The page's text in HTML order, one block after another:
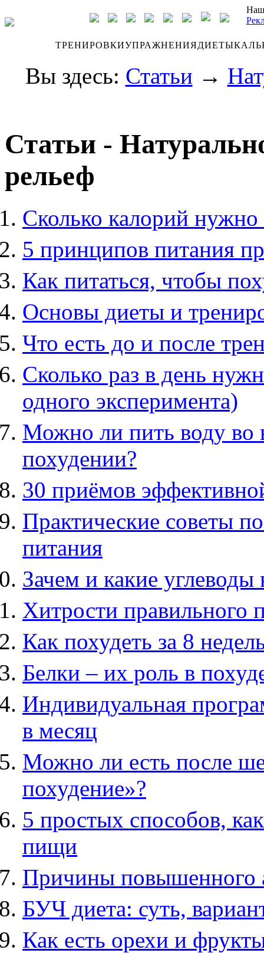
ТРЕНИРОВКИУПРАЖНЕНИЯДИЕТЫ
Вы здесь: Статьи →
Статьи -
рельеф
Сколько калорий нужно
5 принципов питания
Как питаться, чтобы
Основы диеты и
Что есть до и после
Сколько раз в день
одного эксперимента)
Можно ли пить воду во
похудении?
30 приёмов
Практические советы
питания
Зачем и какие
Хитрости правильного
Как похудеть за 8
Белки – их роль в
Индивидуальная
в месяц
Можно ли есть после
похудение»?
5 простых способов,
пищи
Причины повышенного
БУЧ диета: суть,
Как есть орехи и